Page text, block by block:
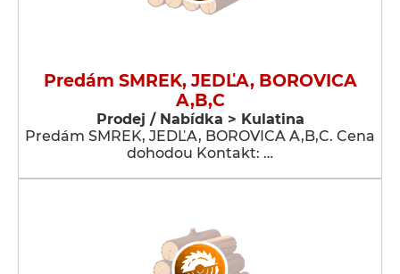
Predám SMREK, JEDĽA, BOROVICA
A,B,C
Prodej / Nabídka > Kulatina
Predám SMREK, JEDĽA, BOROVICA A,B,C. Cena
dohodou Kontakt: …